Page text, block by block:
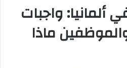
واجبات
ماذا